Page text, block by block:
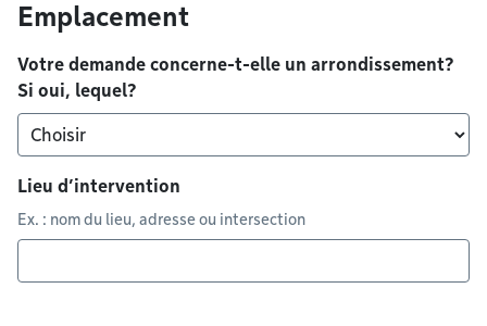
Emplacement
Votre demande concerne-t-elle un arrondissement?
Si oui, lequel?
Lieu d’intervention
Ex. : nom du lieu, adresse ou intersection